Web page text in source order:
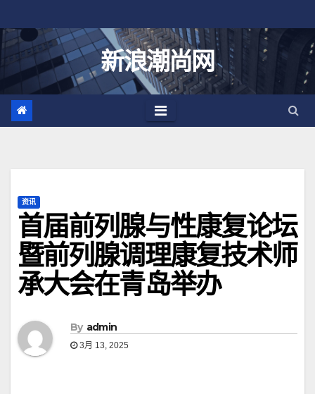
至
新浪潮尚网
资讯
首届前列腺与性康复论坛
暨前列腺调理康复技术师
承大会在青岛举办
By admin
3月 13, 2025